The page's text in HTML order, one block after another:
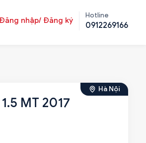
Đăng nhập/ Đăng ký
Hotline
0912269166
Hà Nội
MT 2017